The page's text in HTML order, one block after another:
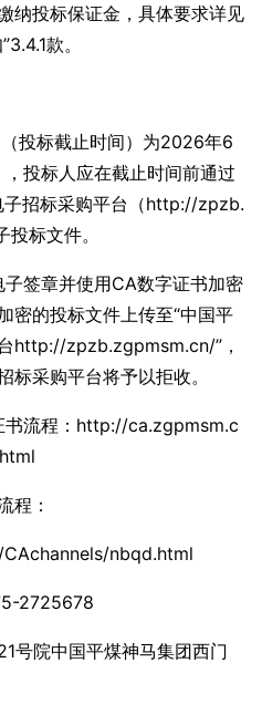
纳投标保证金，具体要求详见
款。
投标截止时间）为2026年6
投标人应在截止时间前通过
子招标采购平台（http://zpzb.
标文件。
签章并使用CA数字证书加密
密的投标文件上传至“中国平
http://zpzb.zgpmsm.cn/”，
标采购平台将予以拒收。
流程： http://ca.zgpmsm.c
程：
nbqd.html
2725678
号院中国平煤神马集团西门